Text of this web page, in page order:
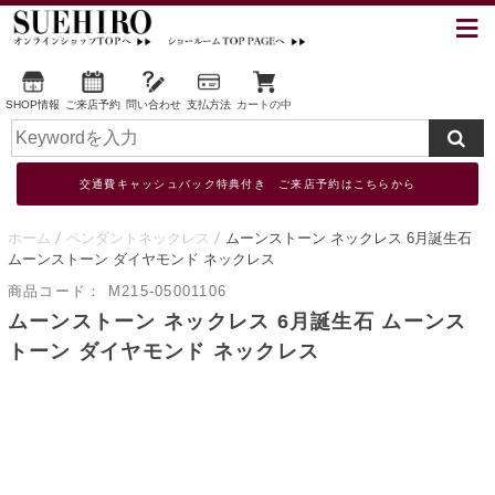
SHOP情報 ご来店予約 問い合わせ 支払方法 カートの中
交通費キャッシュバック特典付き ご来店予約はこちらから
ホーム ペンダントネックレス
ムーンストーン ネックレス 6月誕生石
ムーンストーン ダイヤモンド ネックレス
商品コード：
M215-05001106
ムーンストーン ネックレス 6月誕生石 ムーンス
トーン ダイヤモンド ネックレス